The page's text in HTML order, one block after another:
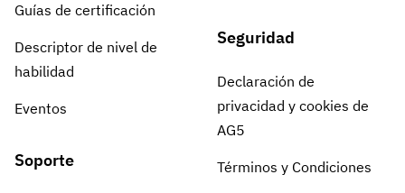
Guías de certificación
Descriptor de nivel de
habilidad
Eventos
Soporte
Seguridad
Declaración de
privacidad y cookies de
AG5
Términos y Condiciones